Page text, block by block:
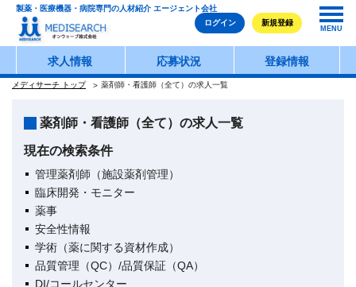
製薬・医療機器・病院専門の人材紹介 エージェント会社
ログイン
新規登録
MENU
求人情報 応募状況 登録情報
メディサーチ トップ 薬剤師・看護師（全て）の求人一覧
薬剤師・看護師（全て）の求人一覧
現在の検索条件
管理薬剤師（施設薬剤管理）
臨床開発・モニター
薬事
安全性情報
学術（薬に関する資材作成）
品質管理（QC）/品質保証（QA）
DI/コールセンター